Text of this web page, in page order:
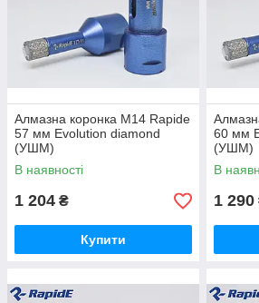
Алмазна коронка М14 Rapide
57 мм Evolution diamond
(УШМ)
В наявності
1 204 ₴
Купити
60 мм
(УШМ)
В
1 290